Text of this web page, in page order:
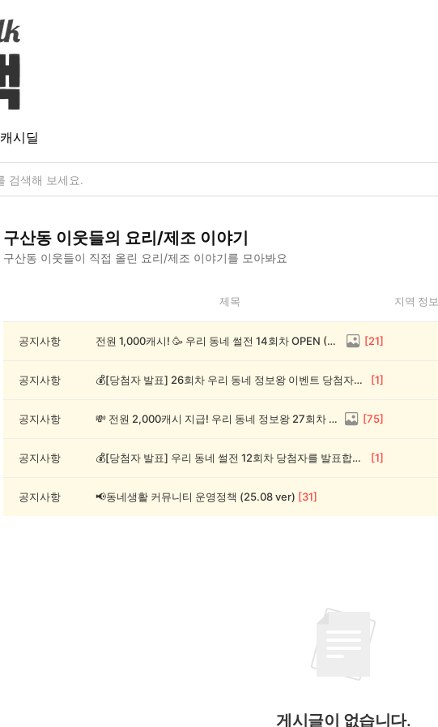
캐시딜
구산동 이웃들의 요리/제조 이야기
구산동 이웃들이 직접 올린 요리/제조 이야기를 모아봐요
동
제목 지역 정보
공지사항 전원 1,000캐시! 🥳 우리 동네 썰전 14회차 OPEN (~8/17) [21]
공지사항 💰[당첨자 발표] 26회차 우리 동네 정보왕 이벤트 당첨자를 발표합니다! [1]
공지사항 💸 전원 2,000캐시 지급! 우리 동네 정보왕 27회차 (~8/10) [75]
공지사항 💰[당첨자 발표] 우리 동네 썰전 12회차 당첨자를 발표합니다! [1]
공지사항 📢동네생활 커뮤니티 운영정책 (25.08 ver) [31]
게시글이 없습니다.